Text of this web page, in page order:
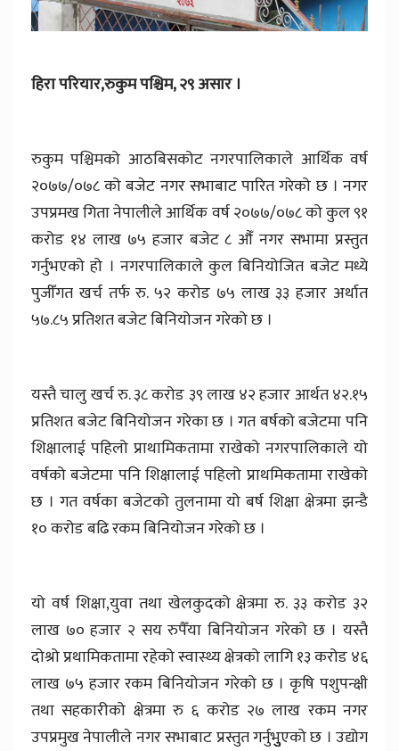
हिरा परियार,रुकुम पश्चिम, २९ असार ।
रुकुम पश्चिमको आठबिसकोट नगरपालिकाले आर्थिक वर्ष
२०७७/०७८ को बजेट नगर सभाबाट पारित गरेको छ । नगर
उपप्रमख गिता नेपालीले आर्थिक वर्ष २०७७/०७८ को कुल ९१
करोड १४ लाख ७५ हजार बजेट ८ औँ नगर सभामा प्रस्तुत
गर्नुभएको हो । नगरपालिकाले कुल बिनियोजित बजेट मध्ये
पुजीँगत खर्च तर्फ रु. ५२ करोड ७५ लाख ३३ हजार अर्थात
५७.८५ प्रतिशत बजेट बिनियोजन गरेको छ ।
यस्तै चालु खर्च रु. ३८ करोड ३९ लाख ४२ हजार आर्थत ४२.१५
प्रतिशत बजेट बिनियोजन गरेका छ । गत बर्षको बजेटमा पनि
शिक्षालाई पहिलो प्राथामिकतामा राखेको नगरपालिकाले यो
वर्षको बजेटमा पनि शिक्षालाई पहिलो प्राथमिकतामा राखेको
छ । गत वर्षका बजेटको तुलनामा यो बर्ष शिक्षा क्षेत्रमा झन्डै
१० करोड बढि रकम बिनियोजन गरेको छ ।
यो वर्ष शिक्षा,युवा तथा खेलकुदको क्षेत्रमा रु. ३३ करोड ३२
लाख ७० हजार २ सय रुपैँया बिनियोजन गरेको छ । यस्तै
दोश्रो प्रथामिकतामा रहेको स्वास्थ्य क्षेत्रको लागि १३ करोड ४६
लाख ७५ हजार रकम बिनियोजन गरेको छ । कृषि पशुपन्क्षी
तथा सहकारीको क्षेत्रमा रु ६ करोड २७ लाख रकम नगर
उपप्रमुख नेपालीले नगर सभाबाट प्रस्तुत गर्नुभुुुुएको छ । उद्योग